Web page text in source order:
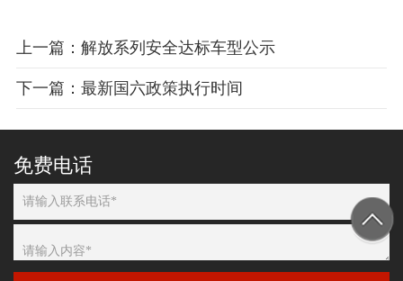
上一篇：解放系列安全达标车型公示
下一篇：最新国六政策执行时间
免费电话